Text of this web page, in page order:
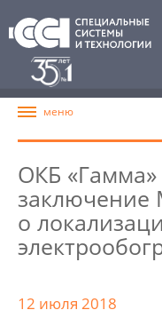
ОКБ
заключение
о
12 июля 2018